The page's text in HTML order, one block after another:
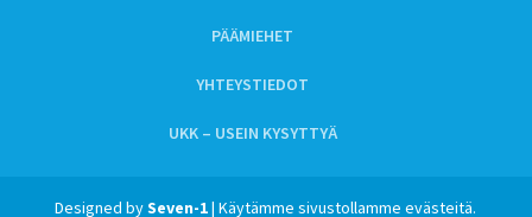
PÄÄMIEHET
YHTEYSTIEDOT
UKK – USEIN KYSYTTYÄ
Designed bySeven-1| Käytämme sivustollamme evästeitä.